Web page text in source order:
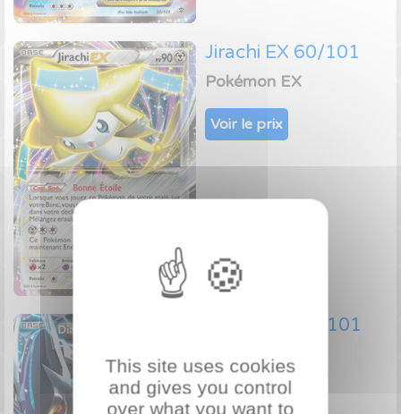
Jirachi EX 60/101
Pokémon EX
Voir le prix
Dialga EX 65/101
Pokémon EX
Voir le prix
This site uses cookies
and gives you control
over what you want to